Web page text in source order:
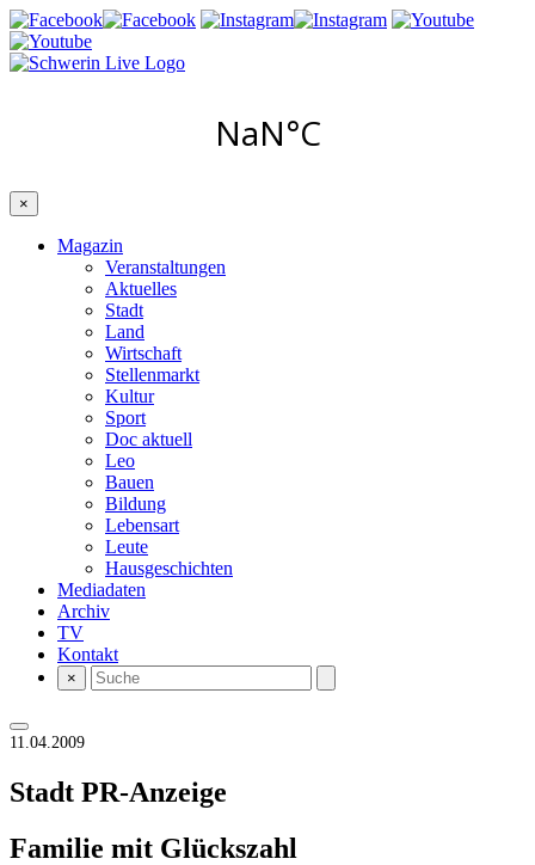
×
Magazin
Veranstaltungen
Aktuelles
Stadt
Land
Wirtschaft
Stellenmarkt
Kultur
Sport
Doc aktuell
Leo
Bauen
Bildung
Lebensart
Leute
Hausgeschichten
Mediadaten
Archiv
TV
Kontakt
×
11.04.2009
Stadt PR-Anzeige
Familie mit Glückszahl